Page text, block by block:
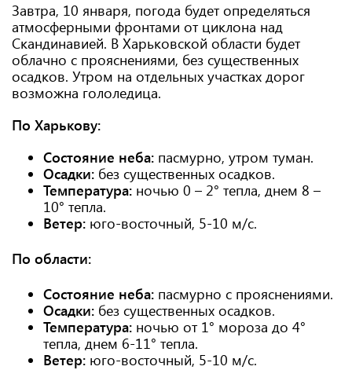
Завтра, 10 января, погода будет определяться
атмосферными фронтами от циклона над
Скандинавией. В Харьковской области будет
облачно с прояснениями, без существенных
осадков. Утром на отдельных участках дорог
возможна гололедица.
По Харькову:
Состояние неба: пасмурно, утром туман.
Осадки: без существенных осадков.
Температура: ночью 0 – 2° тепла, днем ​​8 –
10° тепла.
Ветер: юго-восточный, 5-10 м/с.
По области:
Состояние неба: пасмурно с прояснениями.
Осадки: без существенных осадков.
Температура: ночью от 1° мороза до 4°
тепла, днем ​​6-11° тепла.
Ветер: юго-восточный, 5-10 м/с.